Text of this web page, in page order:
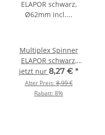
Multiplex Spinner
ELAPOR schwarz,
Ø62mm incl. Halter /
224593
jetzt nur 8,27 € *
Alter Preis:8,99 €
Rabatt:8%